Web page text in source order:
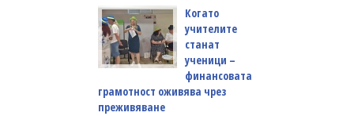
Когато
учителите
станат
ученици –
финансовата
грамотност оживява чрез
преживяване